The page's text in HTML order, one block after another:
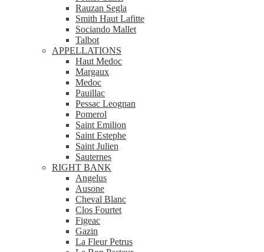
Rauzan Segla
Smith Haut Lafitte
Sociando Mallet
Talbot
APPELLATIONS
Haut Medoc
Margaux
Medoc
Pauillac
Pessac Leognan
Pomerol
Saint Emilion
Saint Estephe
Saint Julien
Sauternes
RIGHT BANK
Angelus
Ausone
Cheval Blanc
Clos Fourtet
Figeac
Gazin
La Fleur Petrus